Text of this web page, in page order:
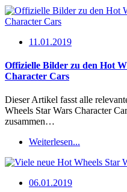
11.01.2019
Offizielle Bilder zu den Hot
Character Cars
Dieser Artikel fasst alle
Wheels Star Wars Character
zusammen…
Weiterlesen...
06.01.2019